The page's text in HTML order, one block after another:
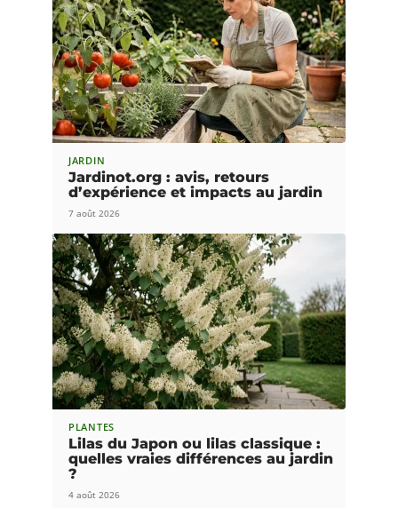
JARDIN
Jardinot.org : avis, retours
d’expérience et impacts au jardin
7 août 2026
PLANTES
Lilas du Japon ou lilas classique :
quelles vraies différences au jardin
?
4 août 2026